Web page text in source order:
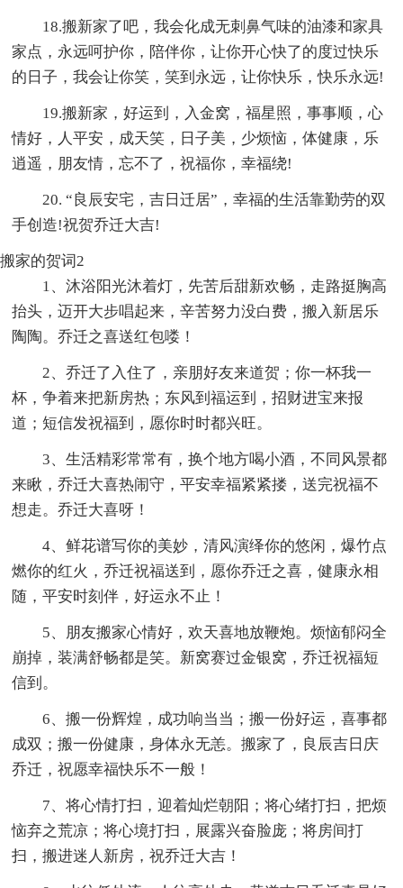
18.搬新家了吧，我会化成无刺鼻气味的油漆和家具
家点，永远呵护你，陪伴你，让你开心快了的度过快乐
的日子，我会让你笑，笑到永远，让你快乐，快乐永远!
19.搬新家，好运到，入金窝，福星照，事事顺，心
情好，人平安，成天笑，日子美，少烦恼，体健康，乐
逍遥，朋友情，忘不了，祝福你，幸福绕!
20. “良辰安宅，吉日迁居”，幸福的生活靠勤劳的双
手创造!祝贺乔迁大吉!
搬家的贺词2
1、沐浴阳光沐着灯，先苦后甜新欢畅，走路挺胸高
抬头，迈开大步唱起来，辛苦努力没白费，搬入新居乐
陶陶。乔迁之喜送红包喽！
2、乔迁了入住了，亲朋好友来道贺；你一杯我一
杯，争着来把新房热；东风到福运到，招财进宝来报
道；短信发祝福到，愿你时时都兴旺。
3、生活精彩常常有，换个地方喝小酒，不同风景都
来瞅，乔迁大喜热闹守，平安幸福紧紧搂，送完祝福不
想走。乔迁大喜呀！
4、鲜花谱写你的美妙，清风演绎你的悠闲，爆竹点
燃你的红火，乔迁祝福送到，愿你乔迁之喜，健康永相
随，平安时刻伴，好运永不止！
5、朋友搬家心情好，欢天喜地放鞭炮。烦恼郁闷全
崩掉，装满舒畅都是笑。新窝赛过金银窝，乔迁祝福短
信到。
6、搬一份辉煌，成功响当当；搬一份好运，喜事都
成双；搬一份健康，身体永无恙。搬家了，良辰吉日庆
乔迁，祝愿幸福快乐不一般！
7、将心情打扫，迎着灿烂朝阳；将心绪打扫，把烦
恼弃之荒凉；将心境打扫，展露兴奋脸庞；将房间打
扫，搬进迷人新房，祝乔迁大吉！